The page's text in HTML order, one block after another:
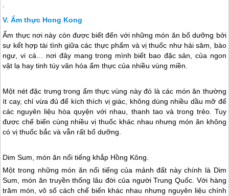
.
Ẩm thực Hong Kong
Ẩm thực nơi này còn được biết đến với những món ăn bổ dưỡng bởi
sự kết hợp tài tình giữa các thực phẩm và vị thuốc như hải sâm, bào
ngư, vi cá… nơi đây mang trong mình biết bao đặc sản, của ngon
vật lạ hay tinh túy văn hóa ẩm thực của nhiều vùng miền.
Một nét đặc trưng trong ẩm thực vùng này đó là các món ăn thường
ít cay, chỉ vừa đủ để kích thích vị giác, không dùng nhiều dầu mỡ để
các nguyên liệu hòa quyện với nhau, thanh tao và trong trẻo. Tuy
được chế biến cùng nhiều vị thuốc khác nhau nhưng món ăn không
có vị thuốc bắc và vẫn rất bổ dưỡng.
Dim Sum, món ăn nổi tiếng khắp Hồng Kông.
Một trong những món ăn nổi tiếng của mảnh đất này chính là Dim
Sum, món ăn truyền thống lâu đời của ngườiTrung Quốc. Với hàng
trăm món, vô số cách chế biến khác nhau nhưng nguyên liệu chính